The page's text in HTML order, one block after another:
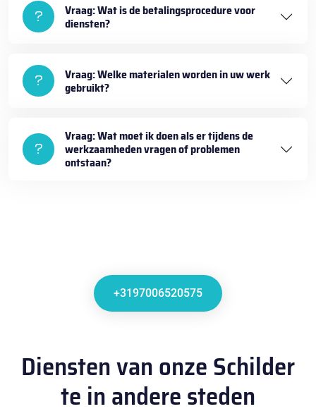
Vraag: Wat is de betalingsprocedure voor
diensten?
Vraag: Welke materialen worden in uw werk
gebruikt?
Vraag: Wat moet ik doen als er tijdens de
werkzaamheden vragen of problemen
ontstaan?
+3197006520575
Diensten van onze Schilder
te in andere steden